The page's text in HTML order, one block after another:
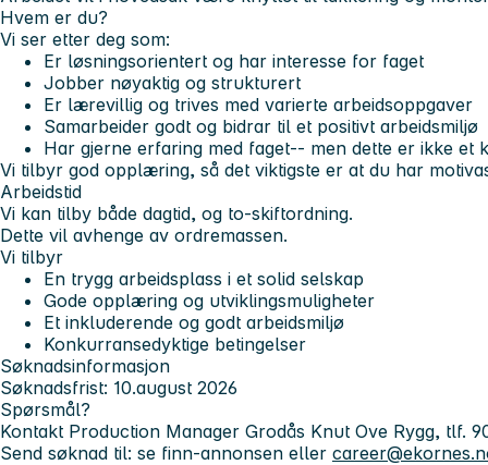
Hvem er du?
Vi ser etter deg som:
Er løsningsorientert og har interesse for faget
Jobber nøyaktig og strukturert
Er lærevillig og trives med varierte arbeidsoppgaver
Samarbeider godt og bidrar til et positivt arbeidsmiljø
Har gjerne erfaring med faget-- men dette er ikke et
Vi tilbyr god opplæring, så det viktigste er at du har
Arbeidstid
Vi kan tilby både dagtid, og to-skiftordning.
Dette vil avhenge av ordremassen.
Vi tilbyr
En trygg arbeidsplass i et solid selskap
Gode opplæring og utviklingsmuligheter
Et inkluderende og godt arbeidsmiljø
Konkurransedyktige betingelser
Søknadsinformasjon
Søknadsfrist: 10.august 2026
Spørsmål?
Kontakt Production Manager Grodås Knut Ove Rygg, tlf.
Send søknad til: se finn-annonsen eller